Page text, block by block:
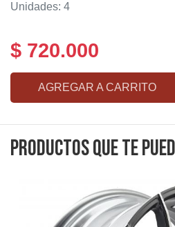
Unidades: 4
$ 720.000
AGREGAR A CARRITO
Productos que te